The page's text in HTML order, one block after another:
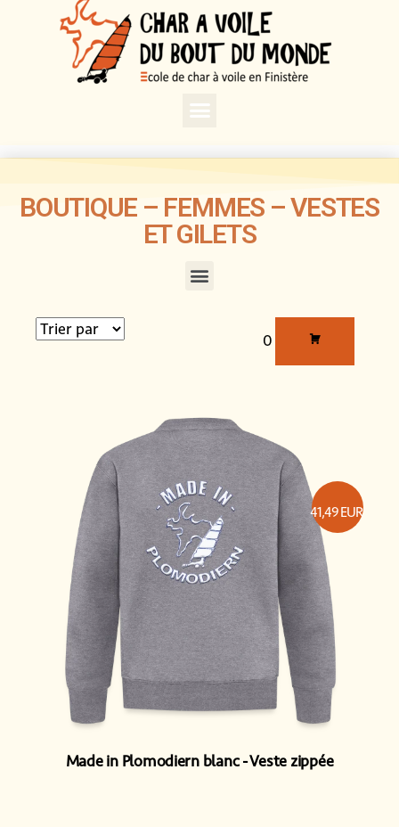
BOUTIQUE – FEMMES – VESTES
ET GILETS
0
Made in Plomodiern blanc Veste zippée
41,49EUR